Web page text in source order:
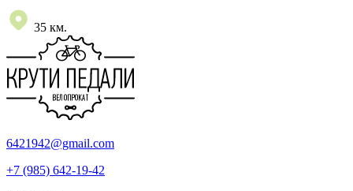
35 км.
6421942@gmail.com
+7 (985) 642-19-42